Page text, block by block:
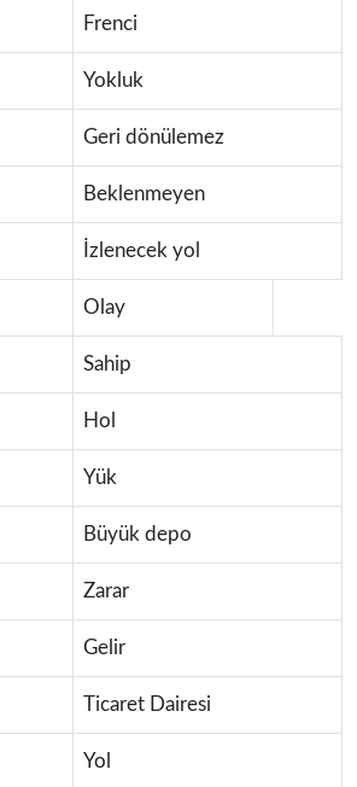
Frenci
Yokluk
Geri dönülemez
Beklenmeyen
İzlenecek yol
Olay
Sahip
Hol
Yük
Büyük depo
Zarar
Gelir
Ticaret Dairesi
Yol